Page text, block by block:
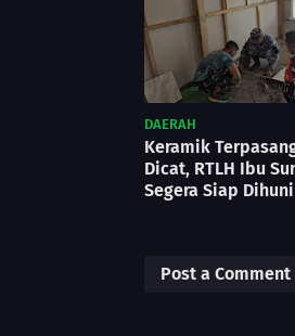
DAERAH
Keramik
Dicat, RTLH Ibu
Segera Siap Dihuni
Post a Comment